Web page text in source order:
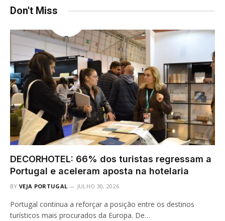
Don't Miss
DECORHOTEL: 66% dos turistas regressam a
Portugal e aceleram aposta na hotelaria
BY VEJA PORTUGAL JULHO 30, 2026
Portugal continua a reforçar a posição entre os destinos
turísticos mais procurados da Europa. De…